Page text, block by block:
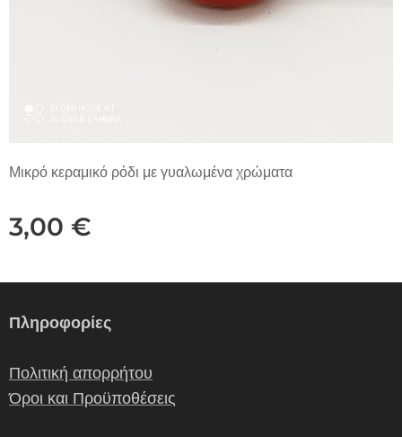
Μικρό κεραμικό ρόδι με γυαλωμένα χρώματα
3,00 €
Πληροφορίες
Πολιτική απορρήτου
Όροι και Προϋποθέσεις